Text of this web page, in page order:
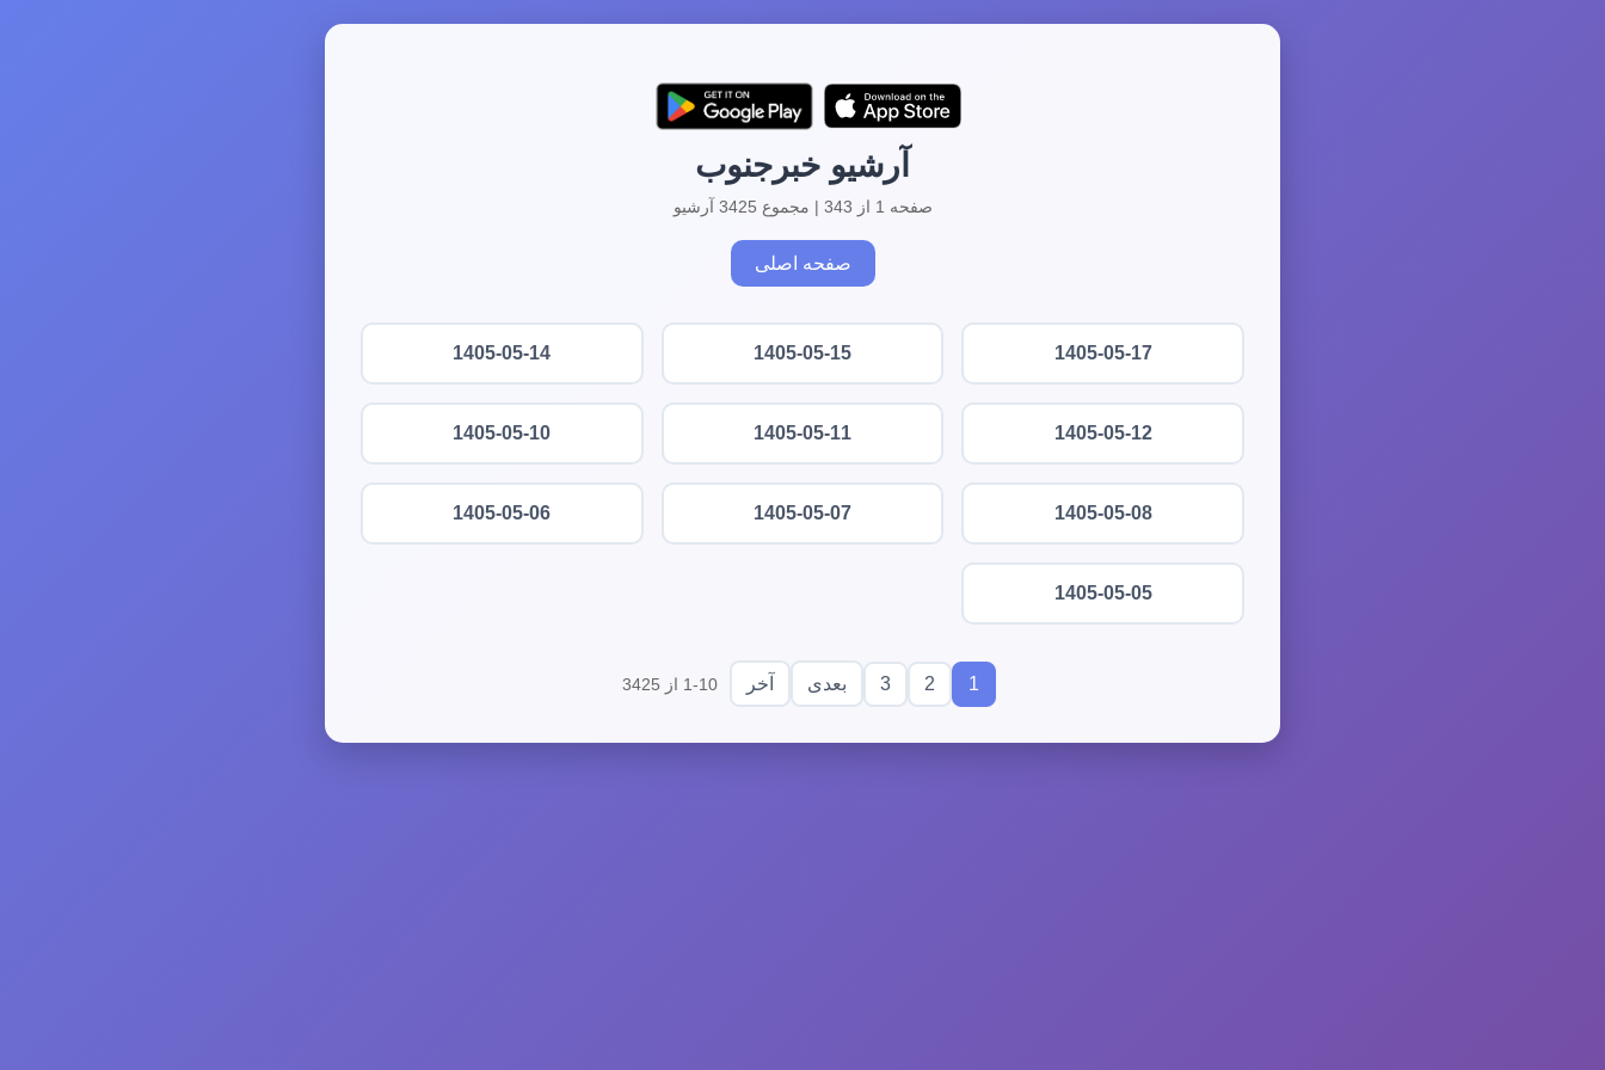
آرشیو خبرجنوب
صفحه 1 از 343 | مجموع 3425 آرشیو
صفحه اصلی
1405-05-17
1405-05-15
1405-05-14
1405-05-12
1405-05-11
1405-05-10
1405-05-08
1405-05-07
1405-05-06
1405-05-05
1
2
3 بعدی آخر 1-10 از 3425